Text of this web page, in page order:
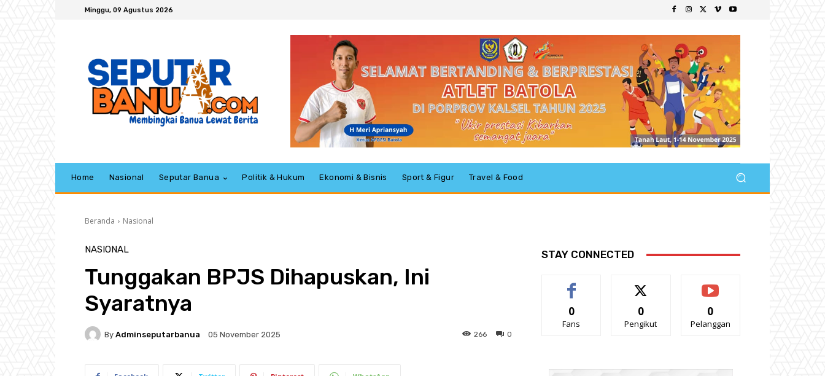
Minggu, 09 Agustus 2026
Home Nasional Seputar Banua Politik & Hukum Ekonomi & Bisnis Sport & Figur Travel & Food
Beranda Nasional
NASIONAL
Tunggakan BPJS Dihapuskan, Ini
Syaratnya
By Adminseputarbanua 05 November 2025 0
266
STAY CONNECTED
0
Fans
0
Pengikut
0
Pelanggan